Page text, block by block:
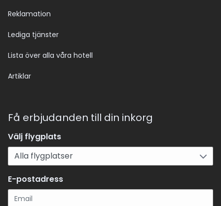
Reklamation
Lediga tjänster
Lista över alla våra hotell
Artiklar
Få erbjudanden till din inkorg
Välj flygplats
E-postadress